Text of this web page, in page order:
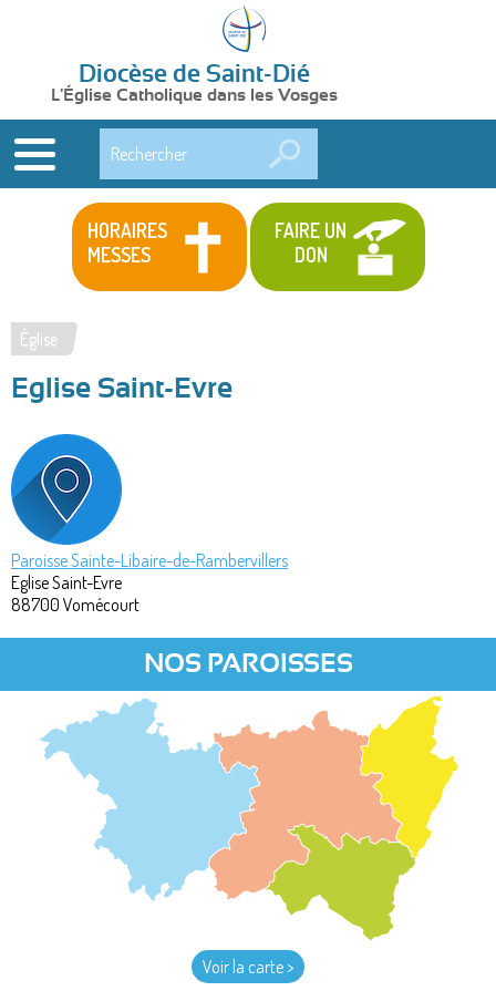
Diocèse de Saint-Dié
L'Église Catholique dans les Vosges
HORAIRES
MESSES
FAIRE UN
DON
Vous
êtes
ici
Église
Eglise Saint-Evre
Paroisse Sainte-Libaire-de-Rambervillers
Eglise Saint-Evre
88700 Vomécourt
NOS PAROISSES
Voir la carte >